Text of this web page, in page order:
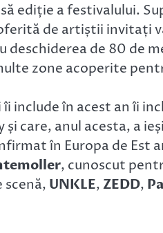
ediție a festivalului.
de artiștii invitați
de 80 de
zone acoperite
include în acest an îi
care, anul acesta, a
în Europa de Est
, cunoscut
scenă, UNKLE,ZEDD,